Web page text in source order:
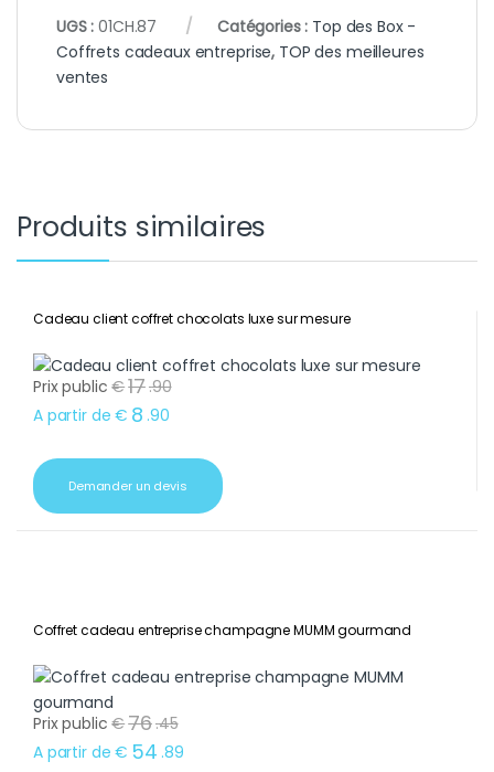
UGS :01CH.87 Catégories : Top des Box -
Coffrets cadeaux entreprise, TOP des meilleures
ventes
Produits similaires
Cadeau client coffret chocolats luxe sur mesure
Prix public €17.90
A partir de € 8 .90
Demander un devis
Coffret cadeau entreprise champagne MUMM gourmand
Prix public €76.45
A partir de € 54 .89